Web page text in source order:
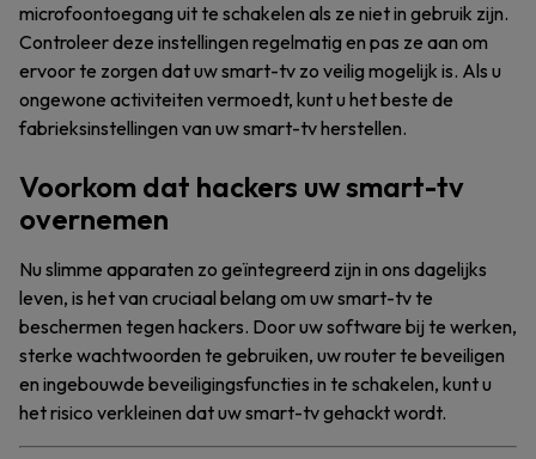
microfoontoegang uit te schakelen als ze niet in gebruik zijn.
Controleer deze instellingen regelmatig en pas ze aan om
ervoor te zorgen dat uw smart-tv zo veilig mogelijk is. Als u
ongewone activiteiten vermoedt, kunt u het beste de
fabrieksinstellingen van uw smart-tv herstellen.
Voorkom dat hackers uw smart-tv
overnemen
Nu slimme apparaten zo geïntegreerd zijn in ons dagelijks
leven, is het van cruciaal belang om uw smart-tv te
beschermen tegen hackers. Door uw software bij te werken,
sterke wachtwoorden te gebruiken, uw router te beveiligen
en ingebouwde beveiligingsfuncties in te schakelen, kunt u
het risico verkleinen dat uw smart-tv gehackt wordt.